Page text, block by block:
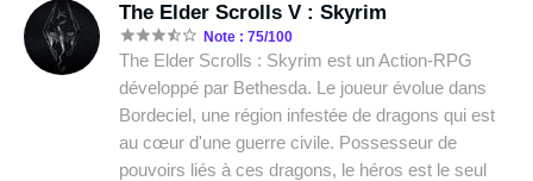
The Elder Scrolls V : Skyrim
Note : 75/100
The Elder Scrolls : Skyrim est un Action-RPG
développé par Bethesda. Le joueur évolue dans
Bordeciel, une région infestée de dragons qui est
au cœur d'une guerre civile. Possesseur de
pouvoirs liés à ces dragons, le héros est le seul